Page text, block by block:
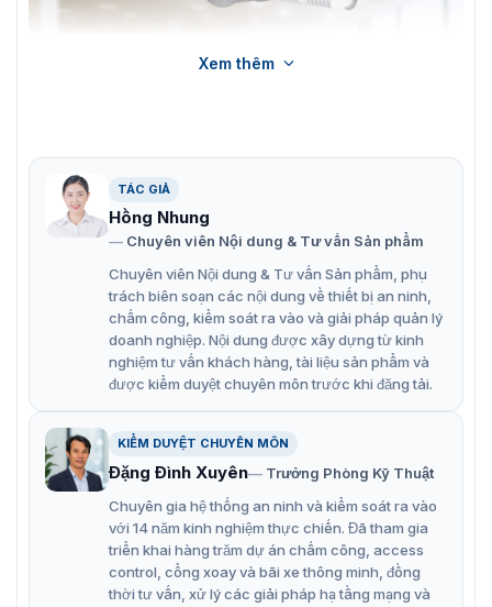
Camera hộp đa tiêu cự DeepinView 4MP Hikvision DS-
Những ưu điểm nổi bật của camera DS-
2CD7046G0-(AP)
Hình ảnh sắc nét, độ phân giải cao 4MP, giúp nhận
diện đối tượng và phân tích tình huống chính xác
chỉnh để xử lý những vùng ánh sáng quá mạnh,
mang lại hình ảnh rõ ràng ngay cả khi có nguồn
sáng chói phía sau.
Nhờ công nghệ DarkFighter, DS-2CD7046G0-(AP) có
thể thu được hình ảnh màu sắc chất lượng cao ngay
cả trong môi trường ánh sáng cực thấp.
Xem thêm
TÁC GIẢ
Hồng Nhung
Chuyên viên Nội dung & Tư vấn Sản phẩm
Chuyên viên Nội dung & Tư vấn Sản phẩm, phụ
trách biên soạn các nội dung về thiết bị an ninh,
chấm công, kiểm soát ra vào và giải pháp quản lý
doanh nghiệp. Nội dung được xây dựng từ kinh
nghiệm tư vấn khách hàng, tài liệu sản phẩm và
được kiểm duyệt chuyên môn trước khi đăng tải.
KIỂM DUYỆT CHUYÊN MÔN
Đặng Đình Xuyên
Trưởng Phòng Kỹ Thuật
Chuyên gia hệ thống an ninh và kiểm soát ra vào
với 14 năm kinh nghiệm thực chiến. Đã tham gia
triển khai hàng trăm dự án chấm công, access
control, cổng xoay và bãi xe thông minh, đồng
thời tư vấn, xử lý các giải pháp hạ tầng mạng và